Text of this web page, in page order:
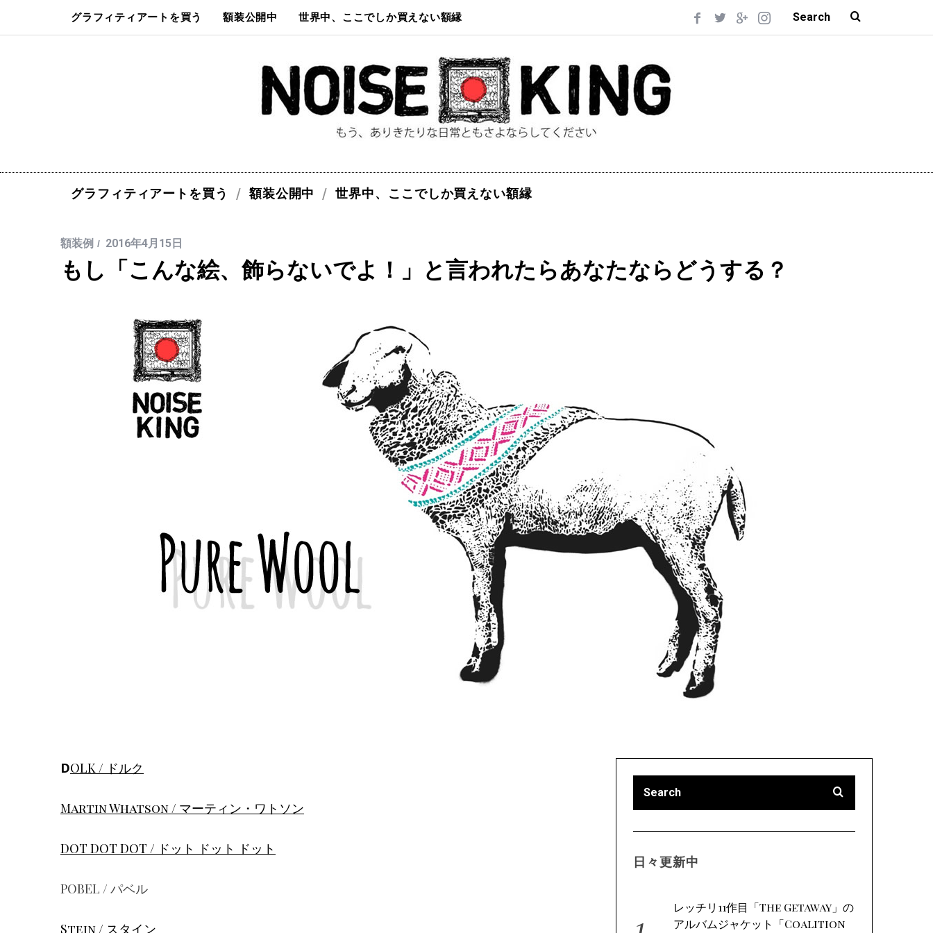
グラフィティアートを買う 額装公開中 世界中、ここでしか買えない額縁
グラフィティアートを買う 額装公開中 世界中、ここでしか買えない額縁
額装例 2016年4月15日
もし「こんな絵、飾らないでよ！」と言われたらあなたならどうする？
DOLK / ドルク
Martin Whatson / マーティン・ワトソン
DOT DOT DOT / ドット ドット ドット
POBEL / パベル
Stein / スタイン
日々更新中
レッチリ11作目「The Getaway」の
アルバムジャケット「Coalition